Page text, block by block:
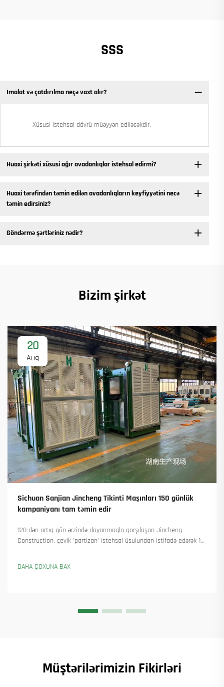
SSS
Imalat və çatdırılma neçə vaxt alır?
Xüsusi istehsal dövrü müəyyən ediləcəkdir.
Huaxi şirkəti xüsusi ağır avadanlıqlar istehsal edirmi?
Huaxi tərəfindən təmin edilən avadanlıqların keyfiyyətini necə
təmin edirsiniz?
Göndərmə şərtləriniz nədir?
Bizim şirkət
20
Aug
Sichuan Sanjian Jincheng Tikinti Maşınları 150 günlük
kampaniyanı tam təmin edir
120-dən artıq gün ərzində dayanmaqla qarşılaşan Jincheng
Construction, çevik 'partizan' istehsal üsulundan istifadə edərək 18
DAHA ÇOXUNA BAX
Müştərilərimizin Fikirləri